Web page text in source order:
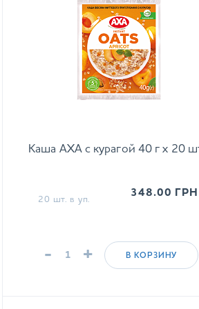
Каша АХА с курагой 40 г х 20
20 шт. в уп.
348.00 ГРН
- + В КОРЗИНУ